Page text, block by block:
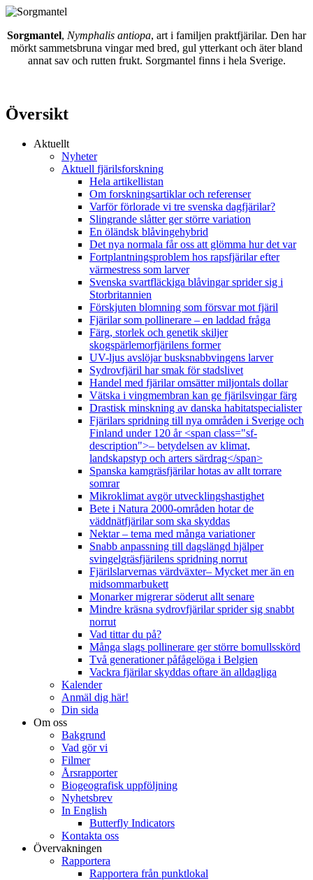
Sorgmantel, Nymphalis antiopa, art i familjen praktfjärilar. Den har
mörkt sammetsbruna vingar med bred, gul ytterkant och äter bland
annat sav och rutten frukt. Sorgmantel finns i hela Sverige.
Översikt
Aktuellt
Nyheter
Aktuell fjärilsforskning
Hela artikellistan
Om forskningsartiklar och referenser
Varför förlorade vi tre svenska dagfjärilar?
Slingrande slåtter ger större variation
En öländsk blåvingehybrid
Det nya normala får oss att glömma hur det var
Fortplantningsproblem hos rapsfjärilar efter
värmestress som larver
Svenska svartfläckiga blåvingar sprider sig i
Storbritannien
Förskjuten blomning som försvar mot fjäril
Fjärilar som pollinerare – en laddad fråga
Färg, storlek och genetik skiljer
skogspärlemorfjärilens former
UV-ljus avslöjar busksnabbvingens larver
Sydrovfjäril har smak för stadslivet
Handel med fjärilar omsätter miljontals dollar
Vätska i vingmembran kan ge fjärilsvingar färg
Drastisk minskning av danska habitatspecialister
Fjärilars spridning till nya områden i Sverige och
Finland under 120 år <span class="sf-
description">– betydelsen av klimat,
landskapstyp och arters särdrag</span>
Spanska kamgräsfjärilar hotas av allt torrare
somrar
Mikroklimat avgör utvecklingshastighet
Bete i Natura 2000-områden hotar de
väddnätfjärilar som ska skyddas
Nektar – tema med många variationer
Snabb anpassning till dagslängd hjälper
svingelgräsfjärilens spridning norrut
Fjärilslarvernas värdväxter– Mycket mer än en
midsommarbukett
Monarker migrerar söderut allt senare
Mindre kräsna sydrovfjärilar sprider sig snabbt
norrut
Vad tittar du på?
Många slags pollinerare ger större bomullsskörd
Två generationer påfågelöga i Belgien
Vackra fjärilar skyddas oftare än alldagliga
Kalender
Anmäl dig här!
Din sida
Om oss
Bakgrund
Vad gör vi
Filmer
Årsrapporter
Biogeografisk uppföljning
Nyhetsbrev
In English
Butterfly Indicators
Kontakta oss
Övervakningen
Rapportera
Rapportera från punktlokal